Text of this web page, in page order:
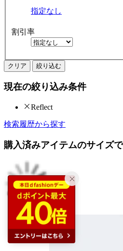
指定なし
割引率
クリア 絞り込む
現在の絞り込み条件
Reflect
検索履歴から探す
購入済みアイテムのサイズ